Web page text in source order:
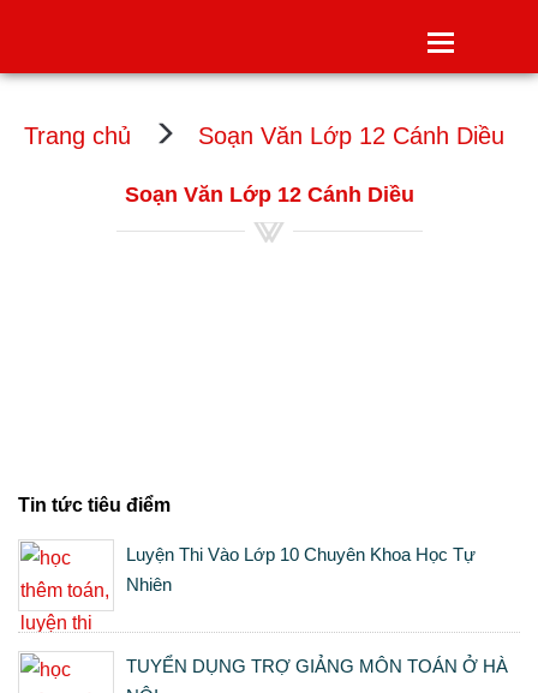
Toggle
Trang chủ Soạn Văn Lớp 12 Cánh Diều
Soạn Văn Lớp 12 Cánh Diều
Tin tức tiêu điểm
Luyện Thi Vào Lớp 10 Chuyên Khoa Học Tự
Nhiên
TUYỂN DỤNG TRỢ GIẢNG MÔN TOÁN Ở HÀ